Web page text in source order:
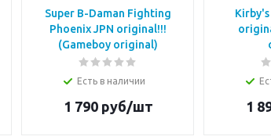
Super B-Daman Fighting
Phoenix JPN original!!!
(Gameboy original)
Есть в наличии
1 790руб/шт 1